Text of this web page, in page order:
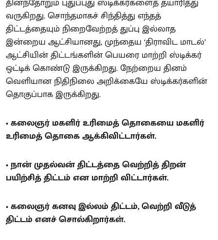
வருகிறது. சொந்தமாகச் சிந்தித்து எந்தத்
திட்டத்தையும் நிறைவேற்றத் துப்பு இல்லாத
இன்றைய ஆட்சியானது, முந்தைய ‘திராவிட மாடல்’
ஆட்சியின் திட்டங்களின் பெயரை மாற்றி ஸ்டிக்கர்
ஒட்டிக் கொண்டு இருக்கிறது. நேற்றைய தினம்
வெளியான நிதிநிலை அறிக்கையே ஸ்டிக்கர்களின்
தொகுப்பாக இருக்கிறது.
• கலைஞர் மகளிர் உரிமைத் தொகையை மகளிர்
உரிமைத் தொகை ஆக்கிவிட்டார்கள்.
• நான் முதல்வன் திட்டத்தை வெற்றித் திறன்
பயிற்சித் திட்டம் என மாற்றி விட்டார்கள்.
• கலைஞர் கனவு இல்லம் திட்டம், வெற்றி வீடுத்
திட்டம் எனச் சொல்கிறார்கள்.